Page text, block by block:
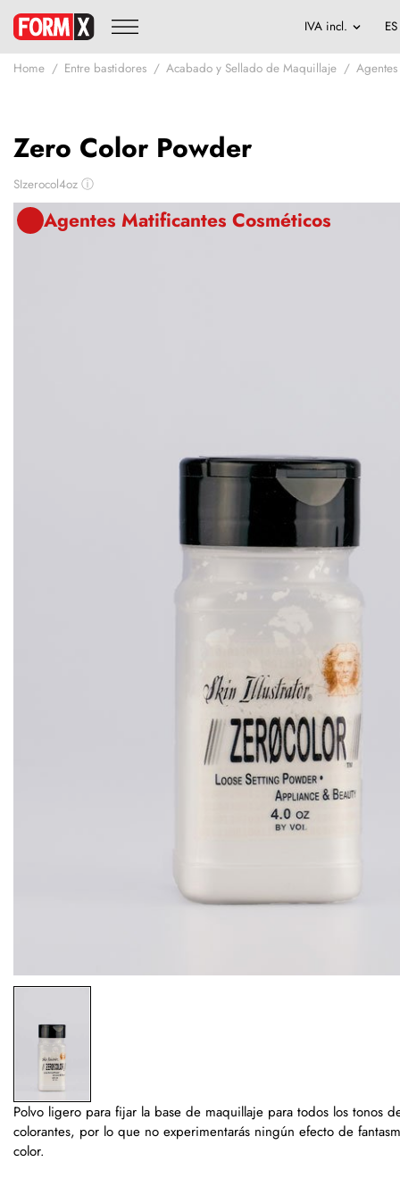
Home Entre bastidores Acabado y Sellado de Maquillaje
Zero Color Powder
SIzerocol4oz ⓘ
Agentes Matificantes Cosméticos
Polvo ligero para fijar la base de maquillaje para todos los tonos
colorantes, por lo que no experimentarás ningún efecto de
color.